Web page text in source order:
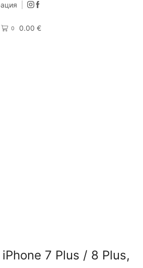
0 0.00 €
7 Plus / 8 Plus,